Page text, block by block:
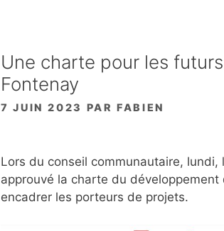
Une charte pour les
Fontenay
7 JUIN 2023 PARFABIEN
Lors du conseil communautaire,
approuvé la charte du
encadrer les porteurs de projets.